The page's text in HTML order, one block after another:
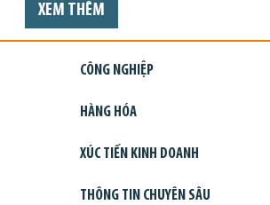
XEM THÊM
CÔNG NGHIỆP
HÀNG HÓA
XÚC TIẾN KINH DOANH
THÔNG TIN CHUYÊN SÂU